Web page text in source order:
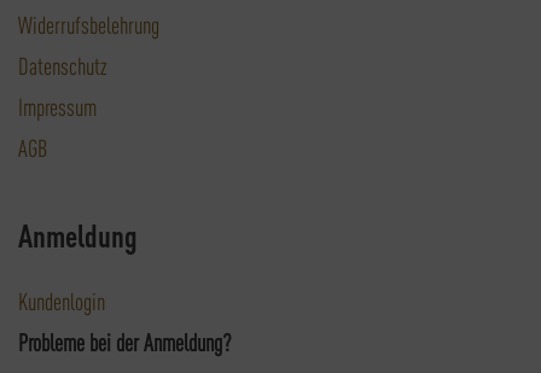
Widerrufsbelehrung
Datenschutz
Impressum
AGB
Anmeldung
Kundenlogin
Probleme bei der Anmeldung?